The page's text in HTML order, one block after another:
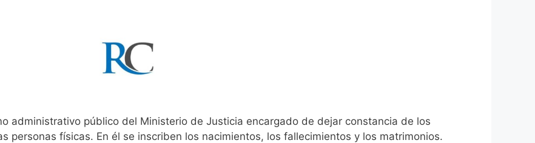
administrativo público del Ministerio de Justicia encargado de dejar constancia de los
personas físicas. En él se inscriben los nacimientos, los fallecimientos y los matrimonios.